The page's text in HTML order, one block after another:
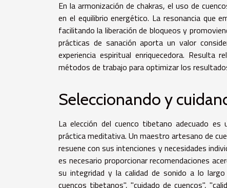
En la armonización de chakras, el uso de
en el equilibrio energético. La resonancia que
facilitando la liberación de bloqueos y
prácticas de sanación aporta un valor
experiencia espiritual enriquecedora.
métodos de trabajo para optimizar los
Seleccionando y
La elección del cuenco tibetano adecuado
práctica meditativa. Un maestro artesano de
resuene con sus intenciones y necesidades
es necesario proporcionar recomendaciones
su integridad y la calidad de sonido a lo
cuencos tibetanos", "cuidado de cuencos",